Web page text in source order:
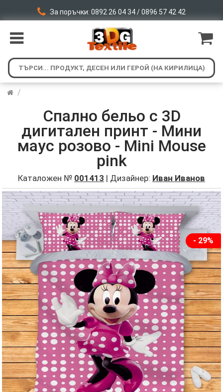
За поръчки: 0892 26 04 34 / 0896 57 42 42
/
Спално бельо с 3D
дигитален принт - Мини
маус розово - Mini Mouse
pink
Каталожен № 001413 | Дизайнер: Иван Иванов
- 29%